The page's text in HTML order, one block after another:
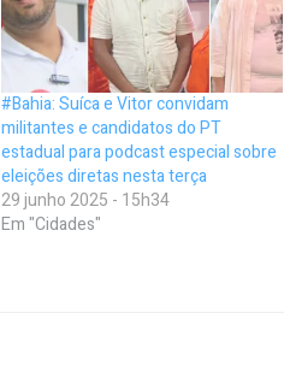
#Bahia: Suíca e Vitor convidam
militantes e candidatos do PT
estadual para podcast especial sobre
eleições diretas nesta terça
29 junho 2025 - 15h34
Em "Cidades"